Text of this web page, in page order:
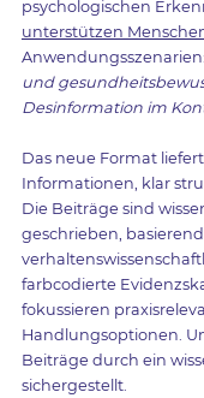
psychologischen
unterstützen
Anwendungsszenarien:
und
Desinformation im
Das neue Format
Informationen, klar
Die Beiträge sind
geschrieben,
farbcodierte
fokussieren
Handlungsoptionen.
Beiträge durch ein
sichergestellt.